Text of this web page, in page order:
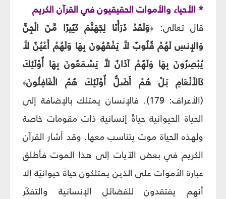
* الأحياء والأموات الحقيقيون في القرآن الكريم
قال تعالى:
﴿وَلَقَدْ ذَرَأْنَا لِجَهَنَّمَ كَثِيرًا مِّنَ الْجِنِّ
وَالإِنسِ لَهُمْ قُلُوبٌ لاَّ يَفْقَهُونَ بِهَا وَلَهُمْ أَعْيُنٌ لاَّ
يُبْصِرُونَ بِهَا وَلَهُمْ آذَانٌ لاَّ يَسْمَعُونَ بِهَا أُوْلَئِكَ
كَالأَنْعَامِ بَلْ هُمْ أَضَلُّ أُوْلَئِكَ هُمُ الْغَافِلُونَ﴾
(الأعراف: 179).
فالإنسان يمتلك بالإضافة إلى
الحياة الحيوانية حياةً إنسانية ذات مقومات خاصة
ولهذه الحياة موت يتناسب معها. وقد أشار القرآن
الكريم في بعض الآيات إلى هذا الموت فأطلق
عبارة الأموات على الذين يمتلكون حياةً حيوانيّة إلا
أنهم يفتقدون للفضائل الإنسانية والتفكّر